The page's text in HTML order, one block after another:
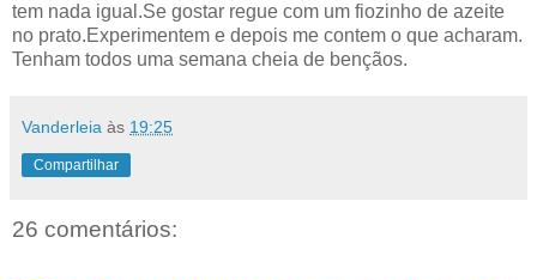
tem nada igual.Se gostar regue com um fiozinho de azeite
no prato.Experimentem e depois me contem o que acharam.
Tenham todos uma semana cheia de bençãos.
Vanderleia às 19:25
Compartilhar
26 comentários: